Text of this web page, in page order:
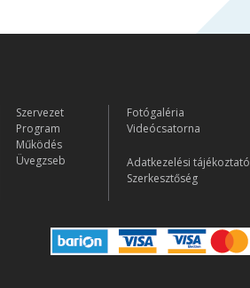
Szervezet
Program
Működés
Üvegzseb
Fotógaléria
Videócsatorna
Adatkezelési tájékoztató
Szerkesztőség